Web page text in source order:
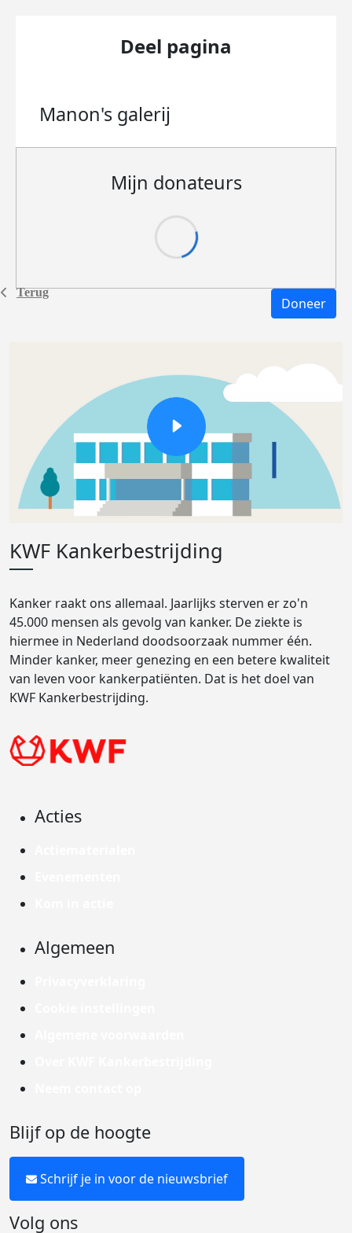
Terug
Deel pagina
Manon's galerij
Mijn donateurs
Doneer
KWF Kankerbestrijding
Kanker raakt ons allemaal. Jaarlijks sterven er zo'n
45.000 mensen als gevolg van kanker. De ziekte is
hiermee in Nederland doodsoorzaak nummer één.
Minder kanker, meer genezing en een betere kwaliteit
van leven voor kankerpatiënten. Dat is het doel van
KWF Kankerbestrijding.
Acties
Algemeen
Blijf op de hoogte
Schrijf je in voor de nieuwsbrief
Volg ons